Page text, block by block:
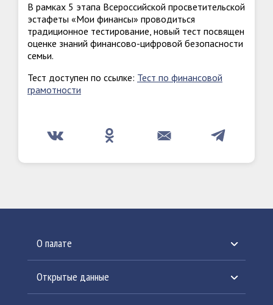
В рамках 5 этапа Всероссийской просветительской
эстафеты «Мои финансы» проводиться
традиционное тестирование, новый тест посвящен
оценке знаний финансово-цифровой безопасности
семьи.
Тест доступен по ссылке: Тест по финансовой
грамотности
О палате
История создания
Открытые данные